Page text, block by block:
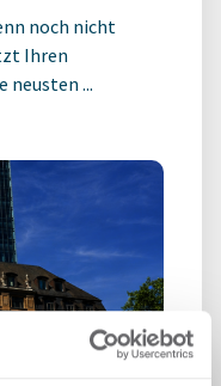
noch nicht
Ihren
neusten ...